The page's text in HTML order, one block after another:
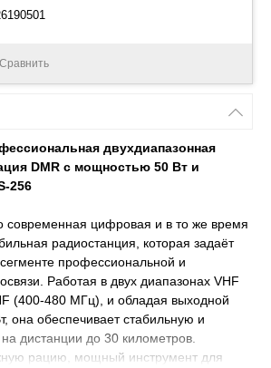
Сравнить
двухдиапазонная
DMR с мощностью 50 Вт и
256
современная цифровая и в то же время
радиостанция, которая задаёт
профессиональной и
Работая в двух диапазонах VHF
(400-480 МГц), и обладая выходной
она обеспечивает стабильную и
дистанции до 30 километров.
рацию, мощный инструмент для